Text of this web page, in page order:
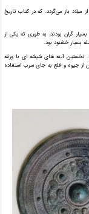
اثری که درباره آینه های شیشه ای موجود است. به سال 77 بعد از میلاد باز می‌گردد. که در کتاب تاریخ
گران بودند، به طوری که یکی از
بسیار خشنود بود.
نخستین آینه های شیشه ای با ورقه
جیوه و قلع به جای سرب استفاده